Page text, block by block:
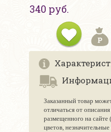
340 руб.
Заказанный товар
отличаться от
размещенного на сайте
цветов,